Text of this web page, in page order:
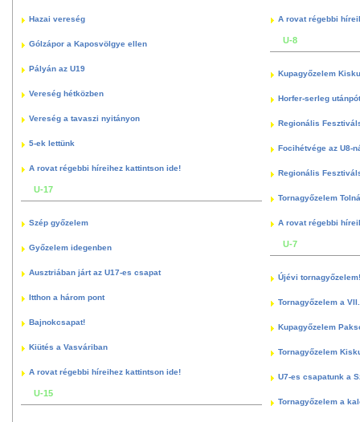
Hazai vereség
Gólzápor a Kaposvölgye ellen
Pályán az U19
Vereség hétközben
Vereség a tavaszi nyitányon
5-ek lettünk
A rovat régebbi híreihez kattintson ide!
U-17
Szép győzelem
Győzelem idegenben
Ausztriában járt az U17-es csapat
Itthon a három pont
Bajnokcsapat!
Kiütés a Vasváriban
A rovat régebbi híreihez kattintson ide!
U-15
A rovat régebbi
U-8
Kupagyőzelem
Horfer-serleg
Regionális
Focihétvége az U8-
Regionális
Tornagyőzelem
A rovat régebbi
U-7
Újévi tornagyőzelem!
Tornagyőzelem a
Kupagyőzelem
Tornagyőzelem
U7-es csapatunk a
Tornagyőzelem a